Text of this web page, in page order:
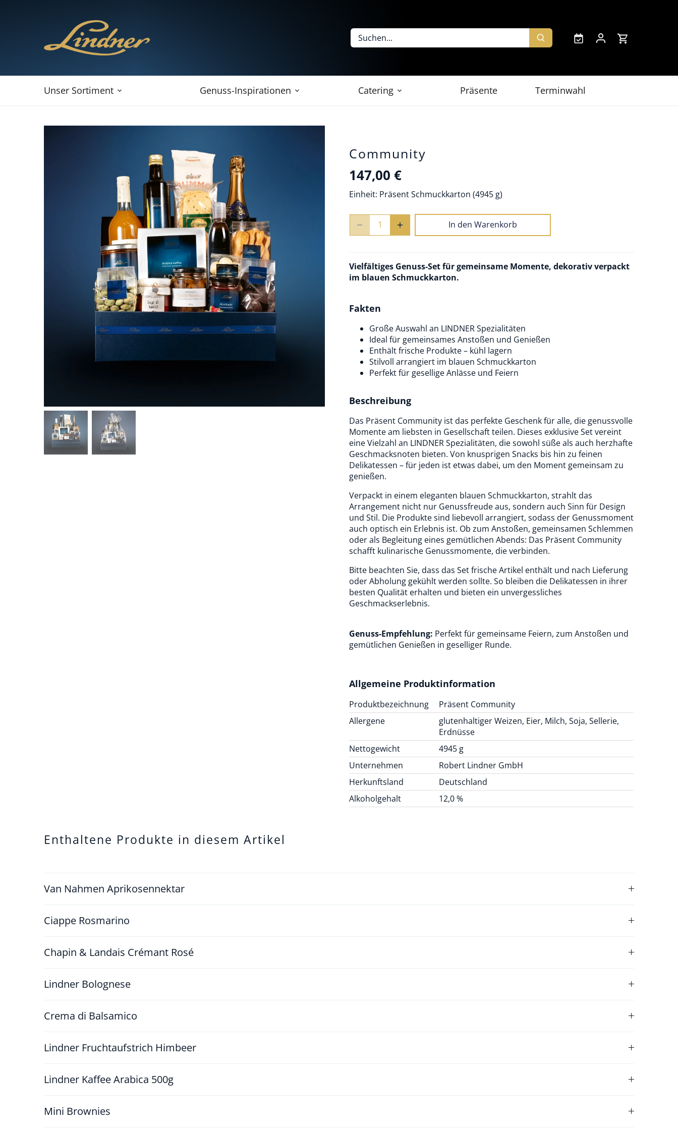
Unser Sortiment Genuss-Inspirationen Catering Präsente Terminwahl
Community
147,00 €
Einheit: Präsent Schmuckkarton (4945 g)
In den Warenkorb
Vielfältiges Genuss-Set für gemeinsame Momente, dekorativ verpackt
im blauen Schmuckkarton.
Fakten
Große Auswahl an LINDNER Spezialitäten
Ideal für gemeinsames Anstoßen und Genießen
Enthält frische Produkte – kühl lagern
Stilvoll arrangiert im blauen Schmuckkarton
Perfekt für gesellige Anlässe und Feiern
Beschreibung
Das Präsent Community ist das perfekte Geschenk für alle, die genussvolle
Momente am liebsten in Gesellschaft teilen. Dieses exklusive Set vereint
eine Vielzahl an LINDNER Spezialitäten, die sowohl süße als auch herzhafte
Geschmacksnoten bieten. Von knusprigen Snacks bis hin zu feinen
Delikatessen – für jeden ist etwas dabei, um den Moment gemeinsam zu
genießen.
Verpackt in einem eleganten blauen Schmuckkarton, strahlt das
Arrangement nicht nur Genussfreude aus, sondern auch Sinn für Design
und Stil. Die Produkte sind liebevoll arrangiert, sodass der Genussmoment
auch optisch ein Erlebnis ist. Ob zum Anstoßen, gemeinsamen Schlemmen
oder als Begleitung eines gemütlichen Abends: Das Präsent Community
schafft kulinarische Genussmomente, die verbinden.
Bitte beachten Sie, dass das Set frische Artikel enthält und nach Lieferung
oder Abholung gekühlt werden sollte. So bleiben die Delikatessen in ihrer
besten Qualität erhalten und bieten ein unvergessliches
Geschmackserlebnis.
Genuss-Empfehlung: Perfekt für gemeinsame Feiern, zum Anstoßen und
gemütlichen Genießen in geselliger Runde.
Allgemeine Produktinformation
Produktbezeichnung
Präsent Community
Allergene
glutenhaltiger Weizen, Eier, Milch, Soja, Sellerie,
Erdnüsse
Nettogewicht
4945 g
Unternehmen
Robert Lindner GmbH
Herkunftsland
Deutschland
Alkoholgehalt
12,0 %
Enthaltene Produkte in diesem Artikel
Van Nahmen Aprikosennektar
Ciappe Rosmarino
Chapin & Landais Crémant Rosé
Lindner Bolognese
Crema di Balsamico
Lindner Fruchtaufstrich Himbeer
Lindner Kaffee Arabica 500g
Mini Brownies